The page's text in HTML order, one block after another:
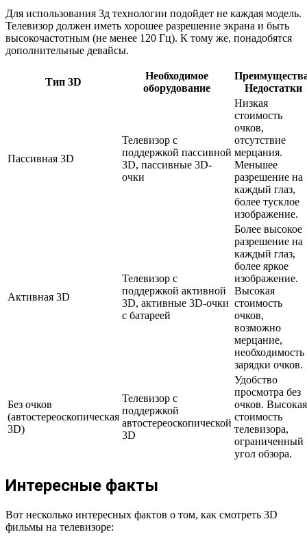
Для использования 3д технологии подойдет не каждая модель.
Телевизор должен иметь хорошее разрешение экрана и быть
высокочастотным (не менее 120 Гц). К тому же, понадобятся
дополнительные девайсы.
Тип 3D
Необходимое
оборудование
Недостатки
Пассивная 3D
Телевизор с
поддержкой пассивной
3D, пассивные 3D-
очки
Низкая
стоимость
очков,
отсутствие
мерцания.
Меньшее
разрешение на
каждый глаз,
более тусклое
изображение.
Активная 3D
Телевизор с
поддержкой активной
3D, активные 3D-очки
с батареей
Более высокое
разрешение на
каждый глаз,
более яркое
изображение.
Высокая
стоимость
очков,
возможно
мерцание,
необходимость
зарядки очков.
Без очков
(автостереоскопическая
3D)
Телевизор с
поддержкой
автостереоскопической
3D
Удобство
просмотра без
очков. Высокая
стоимость
телевизора,
ограниченный
угол обзора.
Интересные факты
Вот несколько интересных фактов о том, как смотреть 3D
фильмы на телевизоре: